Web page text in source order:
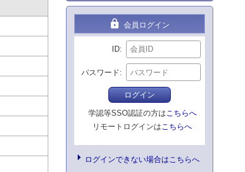
lock 会員ログイン
ID
パスワード
ログイン
学認等SSO認証の方はこちらへ
リモートログインはこちらへ
ログインできない場合はこちらへ